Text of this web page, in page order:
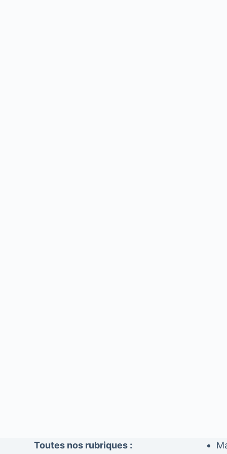
Toutes nos rubriques :